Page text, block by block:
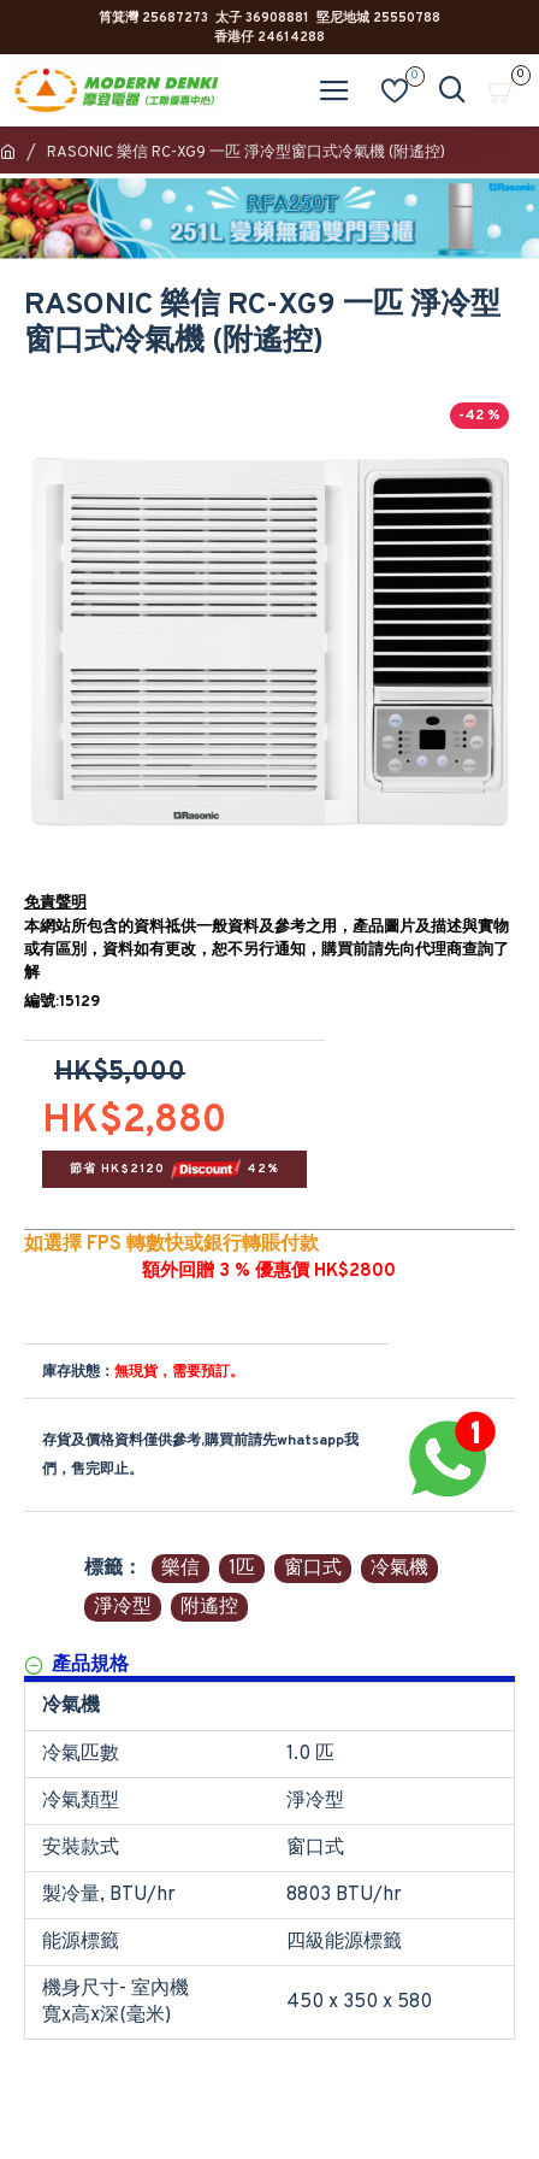
筲箕灣 25687273 太子 36908881 堅尼地城 25550788
香港仔 24614288
0 0
RASONIC 樂信 RC-XG9 一匹 淨冷型窗口式冷氣機 (附遙控)
RASONIC 樂信 RC-XG9 一匹 淨冷型
窗口式冷氣機 (附遙控)
-42 %
免責聲明
本網站所包含的資料祗供一般資料及參考之用，產品圖片及描述與實物
或有區別，資料如有更改，恕不另行通知，購買前請先向代理商查詢了
解
編號:15129
HK$2,880
HK$5,000
節省 HK$2120 42%
如選擇 FPS 轉數快或銀行轉賬付款
額外回贈 3 % 優惠價 HK$2800
庫存狀態： 無現貨，需要預訂。
存貨及價格資料僅供參考,購買前請先whatsapp我
們，售完即止。
標籤： 樂信 1匹 窗口式
冷氣機
淨冷型
附遙控
產品規格
冷氣機
冷氣匹數
1.0 匹
冷氣類型
淨冷型
安裝款式
窗口式
製冷量, BTU/hr
8803 BTU/hr
能源標籤
四級能源標籤
機身尺寸- 室內機
寬x高x深(毫米)
450 x 350 x 580